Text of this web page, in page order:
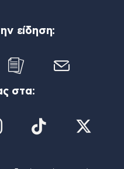
είδηση:
στα: